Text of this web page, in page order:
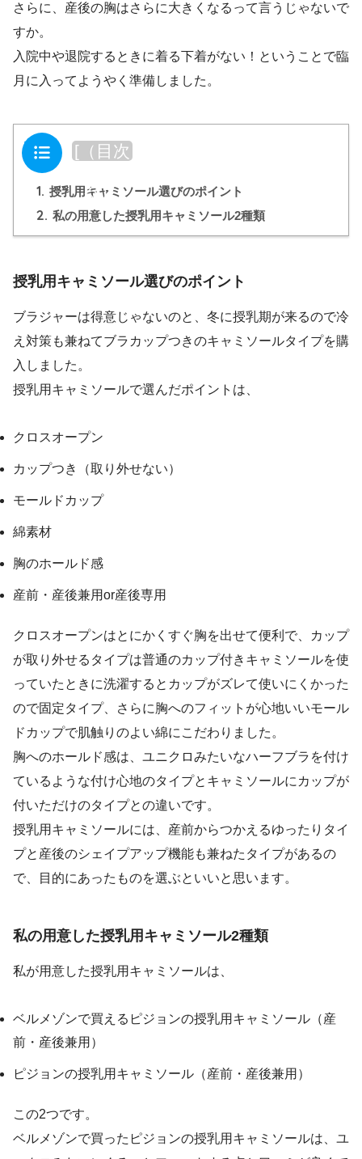
さらに、産後の胸はさらに大きくなるって言うじゃないで
すか。
入院中や退院するときに着る下着がない！ということで臨
月に入ってようやく準備しました。
目次 [ （目次
る）]
1. 授乳用キャミソール選びのポイント
2. 私の用意した授乳用キャミソール2種類
授乳用キャミソール選びのポイント
ブラジャーは得意じゃないのと、冬に授乳期が来るので冷
え対策も兼ねてブラカップつきのキャミソールタイプを購
入しました。
授乳用キャミソールで選んだポイントは、
クロスオープン
カップつき（取り外せない）
モールドカップ
綿素材
胸のホールド感
産前・産後兼用or産後専用
クロスオープンはとにかくすぐ胸を出せて便利で、カップ
が取り外せるタイプは普通のカップ付きキャミソールを使
っていたときに洗濯するとカップがズレて使いにくかった
ので固定タイプ、さらに胸へのフィットが心地いいモール
ドカップで肌触りのよい綿にこだわりました。
胸へのホールド感は、ユニクロみたいなハーフブラを付け
ているような付け心地のタイプとキャミソールにカップが
付いただけのタイプとの違いです。
授乳用キャミソールには、産前からつかえるゆったりタイ
プと産後のシェイプアップ機能も兼ねたタイプがあるの
で、目的にあったものを選ぶといいと思います。
私の用意した授乳用キャミソール2種類
私が用意した授乳用キャミソールは、
ベルメゾンで買えるピジョンの授乳用キャミソール（産
前・産後兼用）
ピジョンの授乳用キャミソール（産前・産後兼用）
この2つです。
ベルメゾンで買ったピジョンの授乳用キャミソールは、ユ